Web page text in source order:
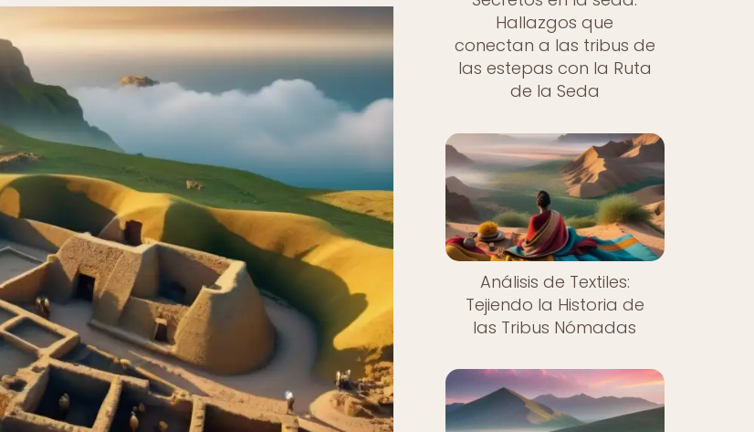
Hallazgos que
conectan a las tribus de
las estepas con la Ruta
de la Seda
Análisis de Textiles:
Tejiendo la Historia de
las Tribus Nómadas